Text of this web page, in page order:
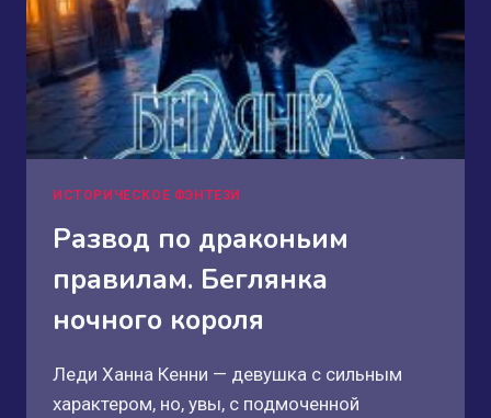
ИСТОРИЧЕСКОЕ ФЭНТЕЗИ
Развод по драконьим
правилам. Беглянка
ночного короля
Леди Ханна Кенни — девушка с сильным
характером, но, увы, с подмоченной